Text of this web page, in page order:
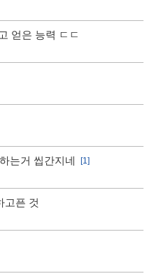
얻은 능력 ㄷㄷ
는거 씹간지네
[1]
고픈 것